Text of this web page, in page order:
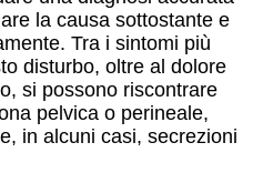
la causa sottostante e
Tra i sintomi più
disturbo, oltre al dolore
si possono riscontrare
pelvica o perineale,
in alcuni casi, secrezioni